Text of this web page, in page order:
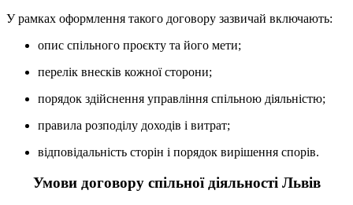
У рамках оформлення такого договору зазвичай включають:
опис спільного проєкту та його мети;
перелік внесків кожної сторони;
порядок здійснення управління спільною діяльністю;
правила розподілу доходів і витрат;
відповідальність сторін і порядок вирішення спорів.
Умови договору спільної діяльності Львів